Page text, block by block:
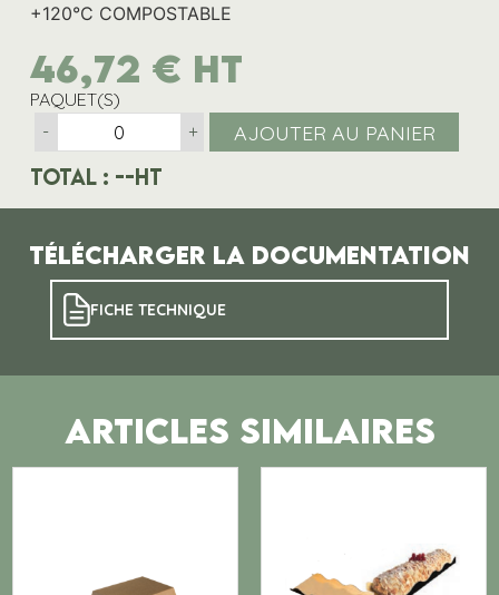
+120°C COMPOSTABLE
46,72 € HT
PAQUET(S)
-
+ AJOUTER AU PANIER
Total : --HT
Télécharger la documentation
FICHE TECHNIQUE
ARTICLES SIMILAIRES